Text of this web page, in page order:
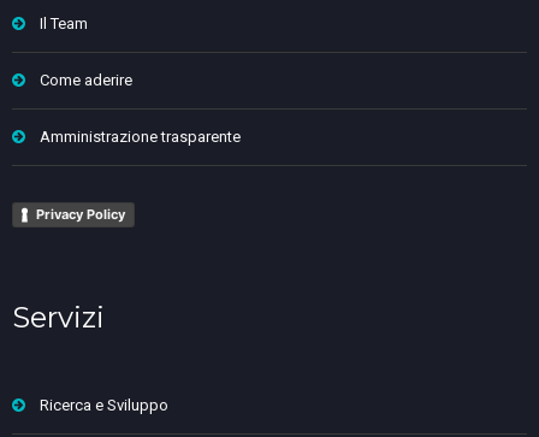
Il Team
Come aderire
Amministrazione trasparente
Privacy Policy
Servizi
Ricerca e Sviluppo